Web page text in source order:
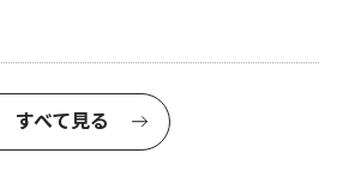
すべて見る